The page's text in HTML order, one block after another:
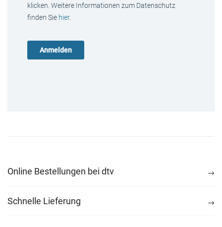
klicken. Weitere Informationen zum Datenschutz
finden Sie hier.
Online Bestellungen bei dtv
Schnelle Lieferung